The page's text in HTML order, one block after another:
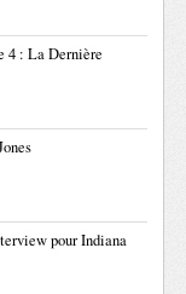
4 : La Dernière
pour Indiana